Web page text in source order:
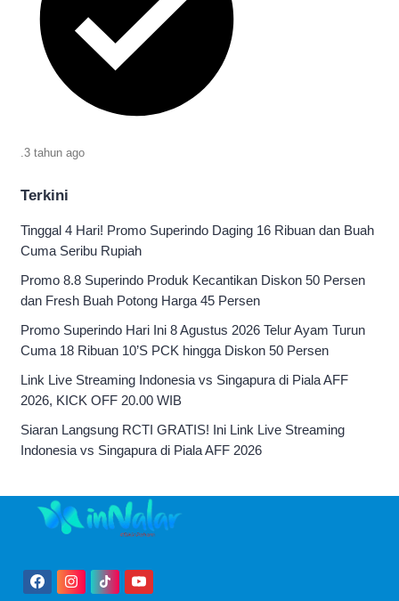
.3 tahun ago
Terkini
Tinggal 4 Hari! Promo Superindo Daging 16 Ribuan dan Buah
Cuma Seribu Rupiah
Promo 8.8 Superindo Produk Kecantikan Diskon 50 Persen
dan Fresh Buah Potong Harga 45 Persen
Promo Superindo Hari Ini 8 Agustus 2026 Telur Ayam Turun
Cuma 18 Ribuan 10’S PCK hingga Diskon 50 Persen
Link Live Streaming Indonesia vs Singapura di Piala AFF
2026, KICK OFF 20.00 WIB
Siaran Langsung RCTI GRATIS! Ini Link Live Streaming
Indonesia vs Singapura di Piala AFF 2026